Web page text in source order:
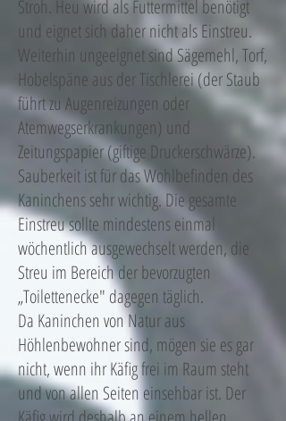
Stroh. Heu wird als Futtermittel benötigt
und eignet sich daher nicht als Einstreu.
Weiterhin ungeeignet sind Sägemehl, Torf,
Hobelspäne aus der Tischlerei (der Staub
führt zu Augenreizungen oder
Atemwegserkrankungen) und
Zeitungspapier (giftige Druckerschwärze).
Sauberkeit ist für das Wohlbefinden des
Kaninchens sehr wichtig. Die gesamte
Einstreu sollte mindestens einmal
wöchentlich ausgewechselt werden, die
Streu im Bereich der bevorzugten
„Toilettenecke" dagegen täglich.
Da Kaninchen von Natur aus
Höhlenbewohner sind, mögen sie es gar
nicht, wenn ihr Käfig frei im Raum steht
und von allen Seiten einsehbar ist. Der